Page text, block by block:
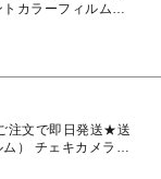
カラーフィルム
枚入) INSTAX
注文で即日発送★送
） チェキカメラ